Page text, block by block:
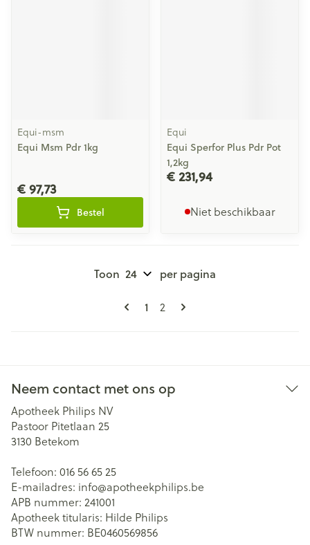
Equi-msm
Equi Msm Pdr 1kg
€ 97,73
Bestel
Equi
Equi Sperfor Plus Pdr Pot
1,2kg
€ 231,94
Niet beschikbaar
Pagina's
U lees momenteel pagina
1 Pagina
2
Toon per pagina
Neem contact met ons op
Apotheek Philips NV
Pastoor Pitetlaan 25
3130 Betekom
Telefoon: 016 56 65 25
E-mailadres: info@apotheekphilips.be
APB nummer: 241001
Apotheek titularis: Hilde Philips
BTW nummer: BE0460569856